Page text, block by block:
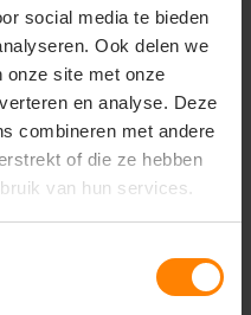
social media te bieden
Ook delen we
onze site met onze
en analyse. Deze
combineren met andere
of die ze hebben
van hun services.
ook leuk